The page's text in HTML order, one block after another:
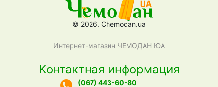
© 2026. Chemodan.ua
Интернет-магазин ЧЕМОДАН ЮА
Контактная информация
(067) 443-60-80